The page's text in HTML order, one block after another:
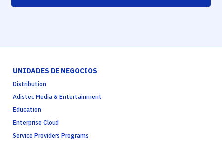
UNIDADES DE NEGOCIOS
Distribution
Adistec Media & Entertainment
Education
Enterprise Cloud
Service Providers Programs